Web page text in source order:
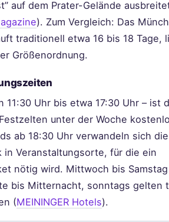
auf dem Prater-Gelände
). Zum Vergleich: Das
traditionell etwa 16 bis 18 Tage,
Größenordnung.
11:30 Uhr bis etwa 17:30 Uhr – ist
unter der Woche
ab 18:30 Uhr verwandeln sich
in Veranstaltungsorte, für die ein
nötig wird. Mittwoch bis Samstag
bis Mitternacht, sonntags gelten
(MEININGER Hotels).